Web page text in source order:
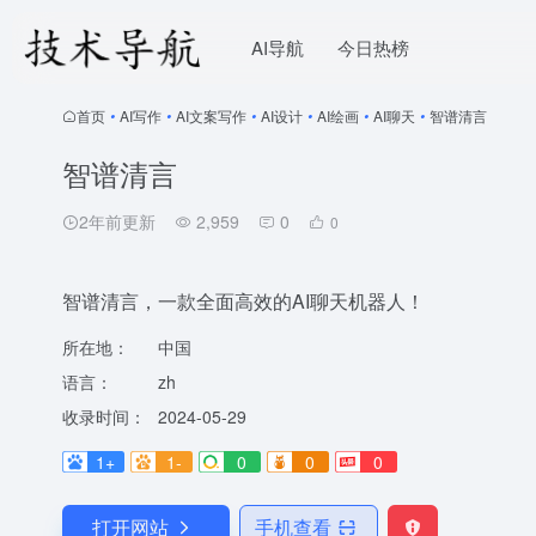
AI导航 今日热榜
首页 • AI写作 • AI文案写作 • AI设计 • AI绘画 • AI聊天 • 智谱清言
智谱清言
2年前更新 2,959 0 0
智谱清言，一款全面高效的AI聊天机器人！
所在地：
中国
语言：
zh
收录时间：
2024-05-29
1+
1- 0 0 0
打开网站 手机查看